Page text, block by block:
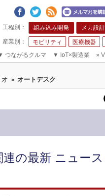
組み込み開発 メカ設計
モビリティ
医療機器
つながるクルマ ▼ IoT×製造業 »
オ > オートデスク
連の最新 ニュー